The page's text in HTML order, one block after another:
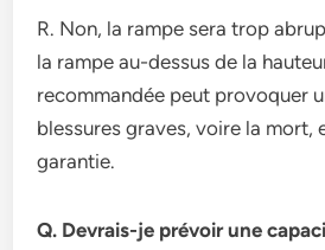
R. Non, la rampe sera trop
la rampe au-dessus de la
recommandée peut provoquer
blessures graves, voire la mort,
garantie.
Q. Devrais-je prévoir une